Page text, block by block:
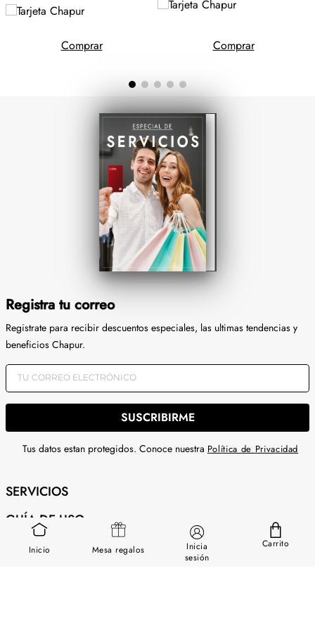
Inicio Mesa regalos
Inicia
sesión
Carrito
Comprar Comprar
Registra tu correo
Registrate para recibir descuentos especiales, las ultimas tendencias y
beneficios Chapur.
SUSCRIBIRME
Tus datos estan protegidos. Conoce nuestra Política de Privacidad
SERVICIOS
GUÍA DE USO
SOBRE NOSOTROS